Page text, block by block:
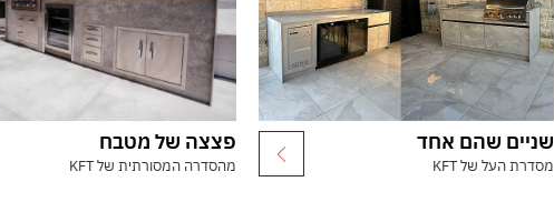
שניים שהם אחד
מסדרת העל של KFT
פצצה של מטבח
מהסדרה המסורתית של KFT